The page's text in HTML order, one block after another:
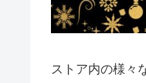
ストア内の様々